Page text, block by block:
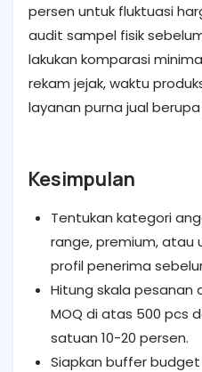
persen untuk fluktuasi
audit sampel fisik
lakukan komparasi
rekam jejak, waktu
layanan purna jual
Kesimpulan
Tentukan kategori
range, premium, atau
profil penerima
Hitung skala pesanan
MOQ di atas 500 pcs
satuan 10-20 persen.
Siapkan buffer budget